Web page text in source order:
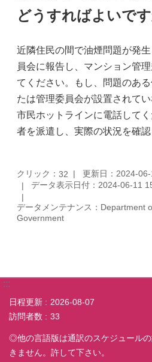
どうすればよいで
近隣住民の間で油煙問題が発
員会に報告し、マンション管
てください。もし、問題のあ
たは管理委員会が設置されて
市民ホットラインに電話して
者を派遣し、実際の状況を確認
クリック： 32
更新日：2024-
データ表示日付：2024-06-11
データメンテナンス：Department
Government
:::
日程更新
2026-08-07
訪問者数
33
◎他の言語版は通訳のスケジュール
きません。許して下さい。